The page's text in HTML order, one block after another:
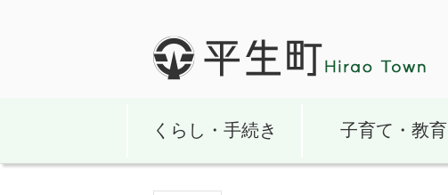
くらし・手続き 子育て・教育